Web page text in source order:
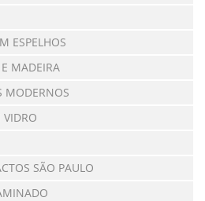
ESPELHOS
MADEIRA
MODERNOS
SÃO PAULO